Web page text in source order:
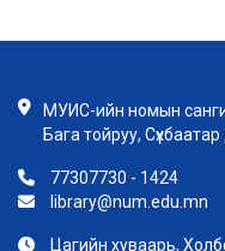
МУИС-ийн номын
Бага тойруу,
77307730 - 1424
library@num.edu.mn
Цагийн хуваарь,